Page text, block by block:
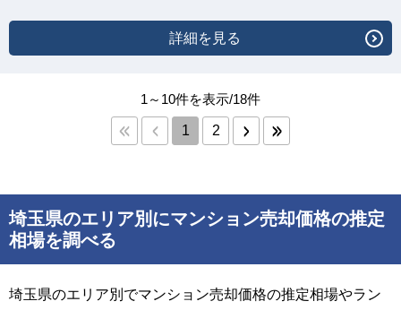
詳細を見る
1～10件を表示/18件
1 2
埼玉県のエリア別にマンション売却価格の推定
相場を調べる
埼玉県のエリア別でマンション売却価格の推定相場やラン